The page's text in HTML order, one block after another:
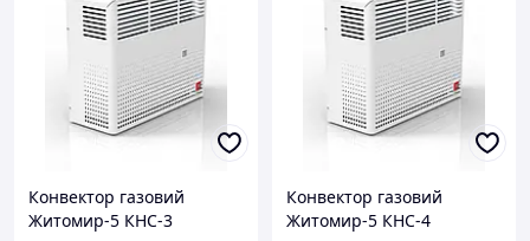
Конвектор газовий
Житомир-5 КНС-3
Конвектор газовий
Житомир-5 КНС-4